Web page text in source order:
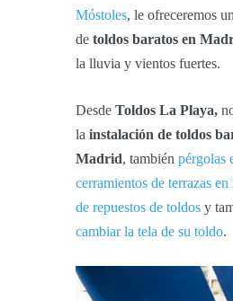
Móstoles, le ofreceremos
de toldos baratos en
la lluvia y vientos fuertes.
Desde Toldos La Playa,
la instalación de toldos
Madrid, también pérgolas
cerramientos de terrazas en
de repuestos de toldos y
cambiar la tela de su toldo.